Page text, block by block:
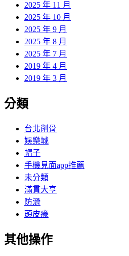
2025 年 11 月
2025 年 10 月
2025 年 9 月
2025 年 8 月
2025 年 7 月
2019 年 4 月
2019 年 3 月
分類
台北削骨
娛樂城
帽子
手機見面app推薦
未分類
滿貫大亨
防滑
頭皮癢
其他操作